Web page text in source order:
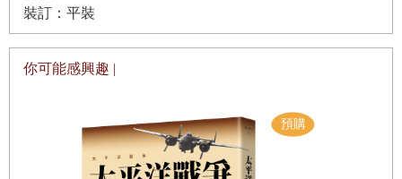
裝訂：平裝
你可能感興趣 |